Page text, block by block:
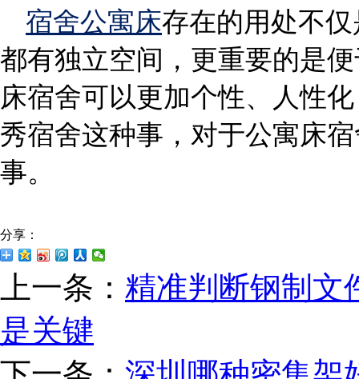
宿舍公寓床存在的用处不
都有独立空间，更重要的是
床宿舍可以更加个性、人性
秀宿舍这种事，对于公寓床
事。
分享：
上一条： 精准判断钢制文
是关键